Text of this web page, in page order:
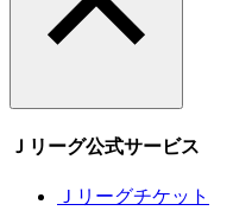
Ｊリーグ公式サービス
Ｊリーグチケット